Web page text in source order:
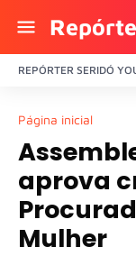
REPÓRTER SERIDÓ
Página inicial
aprova
Mulher